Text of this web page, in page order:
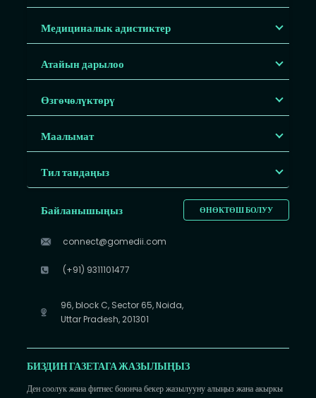
Медициналык адистиктер
Атайын дарылоо
Өзгөчөлүктөрү
Маалымат
Тил тандаңыз
ӨНӨКТӨШ БОЛУУ
Байланышыңыз
connect@gomedii.com
(+91) 9311101477
96, block C, Sector 65, Noida,
Uttar Pradesh, 201301
БИЗДИН ГАЗЕТАГА ЖАЗЫЛЫҢЫЗ
Ден соолук жана фитнес боюнча бекер жазылууну алыңыз жана акыркы